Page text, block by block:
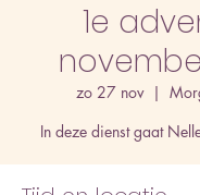
1e
zo 27 nov
  |
In deze dienst gaat